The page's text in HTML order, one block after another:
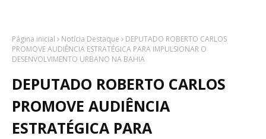
Página inicial Notícia Destaque
DEPUTADO ROBERTO CARLOS
PROMOVE AUDIÊNCIA ESTRATÉGICA PARA IMPULSIONAR O
DESENVOLVIMENTO URBANO NA BAHIA
DEPUTADO ROBERTO CARLOS
PROMOVE AUDIÊNCIA
ESTRATÉGICA PARA